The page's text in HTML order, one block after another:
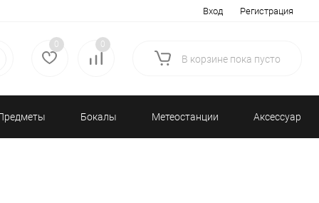
Вход Регистрация
0 0
В корзине пока пусто
Бокалы Метеостанции Аксессуары/